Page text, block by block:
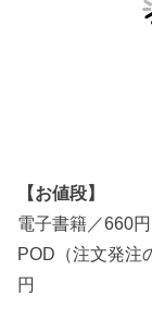
【お値段】
電子書籍／660円
POD（注文発注
円